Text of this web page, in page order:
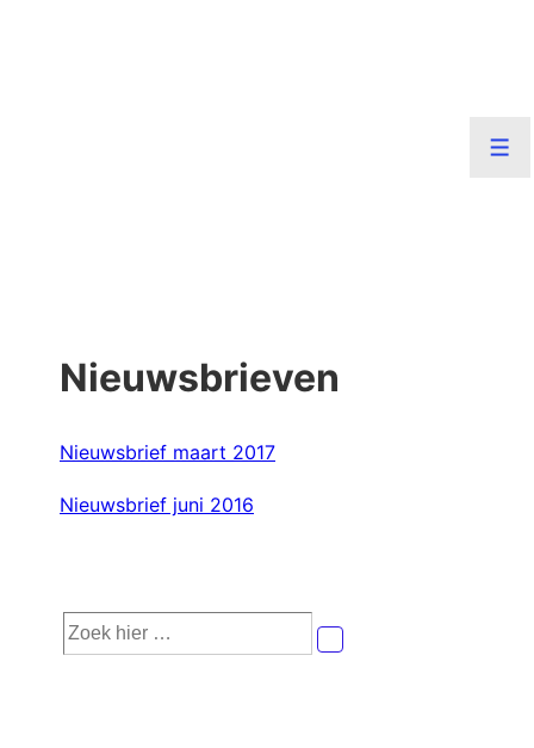
Nieuwsbrieven
Nieuwsbrief maart 2017
Nieuwsbrief juni 2016
Zoek
naar: